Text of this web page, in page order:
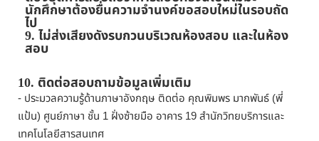
นักศึกษาต้องยื่นความจำนงค์ขอสอบใหม่ในรอบถัด
ไป
9. ไม่ส่งเสียงดังรบกวนบริเวณห้องสอบ และในห้อง
สอบ
10. ติดต่อสอบถามข้อมูลเพิ่มเติม
- ประมวลความรู้ด้านภาษาอังกฤษ ติดต่อ คุณพิมพร มากพันธ์ (พี่
แป้น) ศูนย์ภาษา ชั้น 1 ฝั่งซ้ายมือ อาคาร 19 สำนักวิทยบริการและ
เทคโนโลยีสารสนเทศ